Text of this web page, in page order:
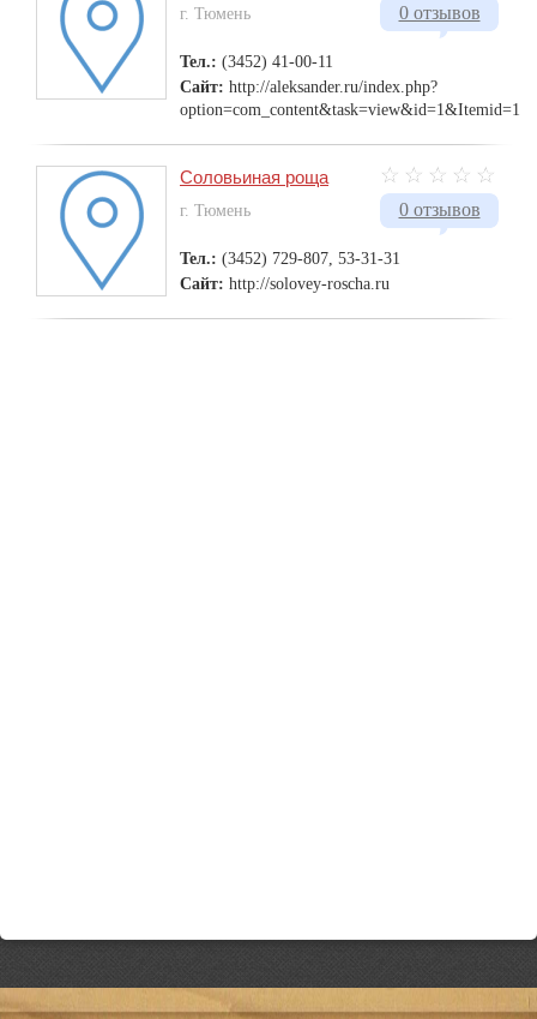
0 отзывов
г. Тюмень
Тел.: (3452) 41-00-11
Сайт: http://aleksander.ru/index.php?
option=com_content&task=view&id=1&Itemid=1
0 отзывов
Соловьиная роща
г. Тюмень
Тел.: (3452) 729-807, 53-31-31
Сайт: http://solovey-roscha.ru